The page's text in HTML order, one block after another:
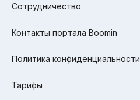
Сотрудничество
Контакты портала Boomin
Политика конфиденциальности
Тарифы